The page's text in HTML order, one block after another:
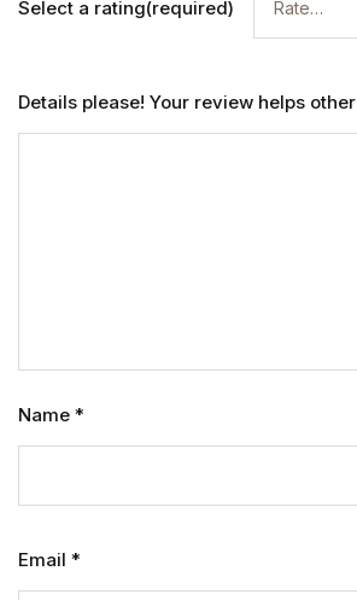
Select a rating(required)
Details please! Your review helps
Name *
Email *